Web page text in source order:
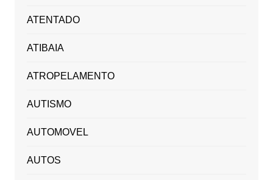
ATENTADO
ATIBAIA
ATROPELAMENTO
AUTISMO
AUTOMOVEL
AUTOS